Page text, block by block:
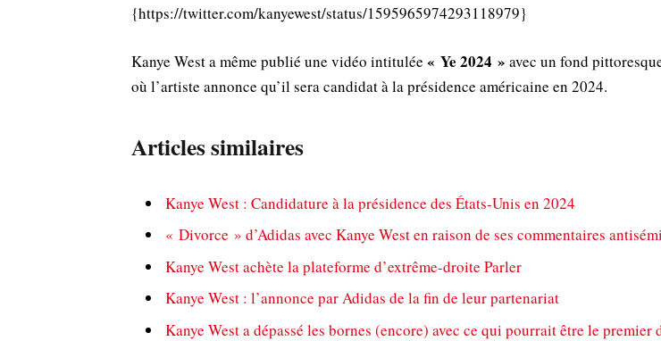
{https://twitter.com/kanyewest/status/1595965974293118979}
Kanye West a même publié une vidéo intitulée « Ye 2024 » avec un fond
où l’artiste annonce qu’il sera candidat à la présidence américaine en 2024.
Articles similaires
Kanye West : Candidature à la présidence des États-Unis en 2024
« Divorce » d’Adidas avec Kanye West en raison de ses commentaires
Kanye West achète la plateforme d’extrême-droite Parler
Kanye West : l’annonce par Adidas de la fin de leur partenariat
Kanye West a dépassé les bornes (encore) avec ce qui pourrait être le premier